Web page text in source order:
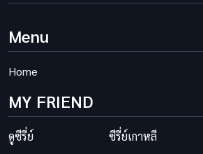
Menu
Home
MY FRIEND
ดูซีรี่ย์ ซีรี่ย์เกาหลี